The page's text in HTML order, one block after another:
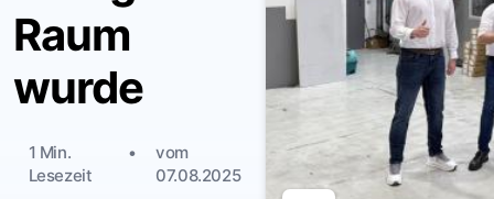
Raum
wurde
1 Min.
Lesezeit
vom
07.08.2025